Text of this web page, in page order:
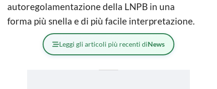
autoregolamentazione della LNPB in una
forma più snella e di più facile interpretazione.
Leggi gli articoli più recenti diNews